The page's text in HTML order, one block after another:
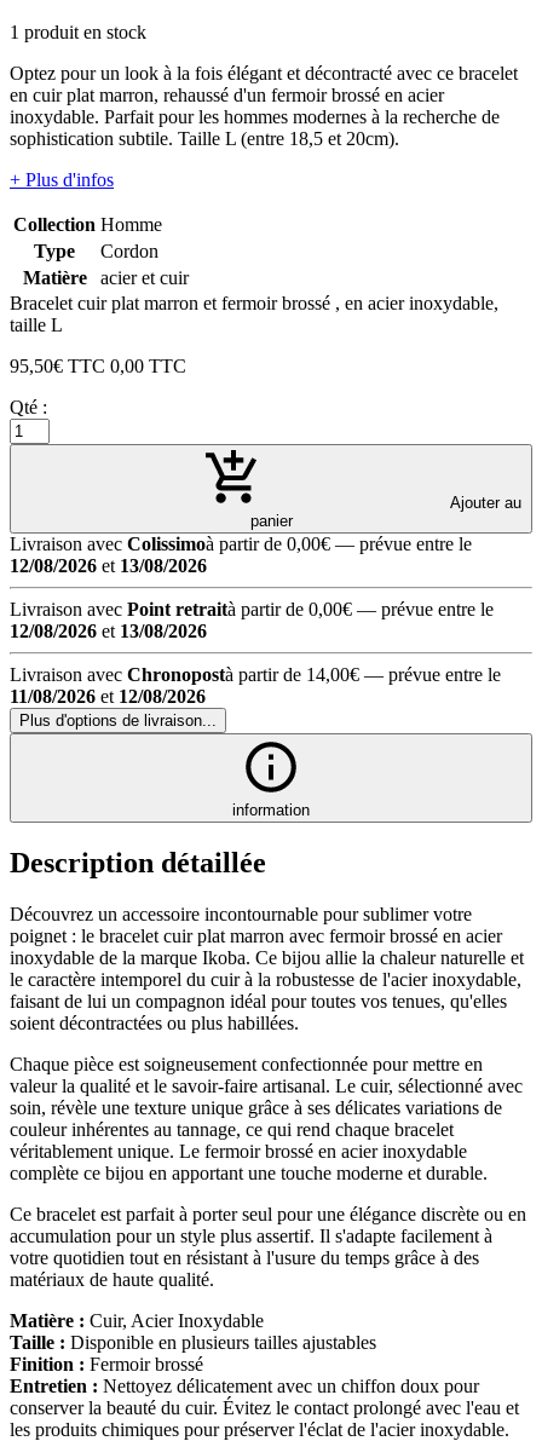
1 produit en stock
Optez pour un look à la fois élégant et décontracté avec ce bracelet
en cuir plat marron, rehaussé d'un fermoir brossé en acier
inoxydable. Parfait pour les hommes modernes à la recherche de
sophistication subtile. Taille L (entre 18,5 et 20cm).
+ Plus d'infos
Collection Homme
Type
Cordon
Matière
acier et cuir
Bracelet cuir plat marron et fermoir brossé , en acier inoxydable,
taille L
95,50€ TTC 0,00 TTC
Qté :
Ajouter au
panier
Livraison avec Colissimoà partir de 0,00€ — prévue entre le
12/08/2026 et 13/08/2026
Livraison avec Point retraità partir de 0,00€ — prévue entre le
12/08/2026 et 13/08/2026
Livraison avec Chronopostà partir de 14,00€ — prévue entre le
11/08/2026 et 12/08/2026
Plus d'options de livraison...
information
Description détaillée
Découvrez un accessoire incontournable pour sublimer votre
poignet : le bracelet cuir plat marron avec fermoir brossé en acier
inoxydable de la marque Ikoba. Ce bijou allie la chaleur naturelle et
le caractère intemporel du cuir à la robustesse de l'acier inoxydable,
faisant de lui un compagnon idéal pour toutes vos tenues, qu'elles
soient décontractées ou plus habillées.
Chaque pièce est soigneusement confectionnée pour mettre en
valeur la qualité et le savoir-faire artisanal. Le cuir, sélectionné avec
soin, révèle une texture unique grâce à ses délicates variations de
couleur inhérentes au tannage, ce qui rend chaque bracelet
véritablement unique. Le fermoir brossé en acier inoxydable
complète ce bijou en apportant une touche moderne et durable.
Ce bracelet est parfait à porter seul pour une élégance discrète ou en
accumulation pour un style plus assertif. Il s'adapte facilement à
votre quotidien tout en résistant à l'usure du temps grâce à des
matériaux de haute qualité.
Matière : Cuir, Acier Inoxydable
Taille : Disponible en plusieurs tailles ajustables
Finition : Fermoir brossé
Entretien : Nettoyez délicatement avec un chiffon doux pour
conserver la beauté du cuir. Évitez le contact prolongé avec l'eau et
les produits chimiques pour préserver l'éclat de l'acier inoxydable.